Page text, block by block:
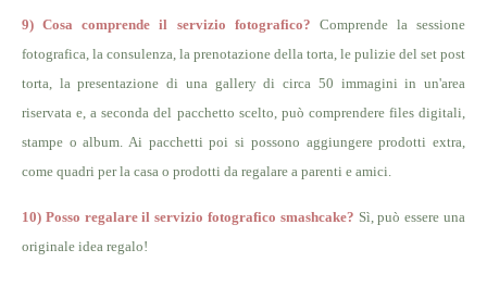
9) Cosa comprende il servizio fotografico? Comprende la sessione
fotografica, la consulenza, la prenotazione della torta, le pulizie del set post
torta, la presentazione di una gallery di circa 50 immagini in un'area
riservata e, a seconda del pacchetto scelto, può comprendere files digitali,
stampe o album. Ai pacchetti poi si possono aggiungere prodotti extra,
come quadri per la casa o prodotti da regalare a parenti e amici.
10) Posso regalare il servizio fotografico smashcake? Sì, può essere una
originale idea regalo!